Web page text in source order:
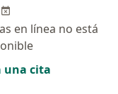
en línea no está
una cita